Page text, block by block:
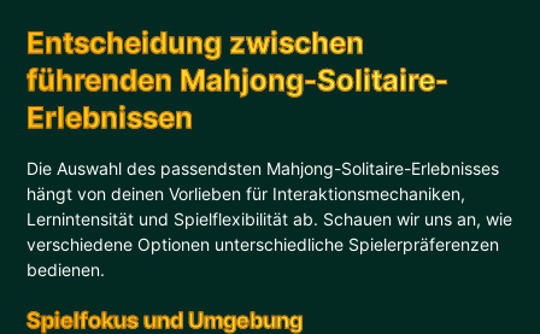
Entscheidung zwischen
führenden Mahjong-Solitaire-
Erlebnissen
Die Auswahl des passendsten Mahjong-Solitaire-Erlebnisses
hängt von deinen Vorlieben für Interaktionsmechaniken,
Lernintensität und Spielflexibilität ab. Schauen wir uns an, wie
verschiedene Optionen unterschiedliche Spielerpräferenzen
bedienen.
Spielfokus und Umgebung